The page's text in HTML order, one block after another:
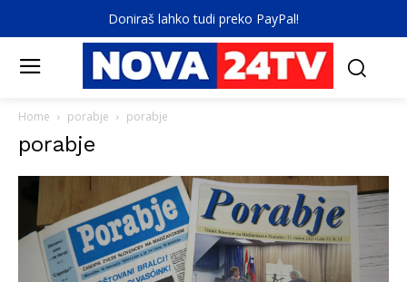
Doniraš lahko tudi preko PayPal!
Home porabje porabje
porabje